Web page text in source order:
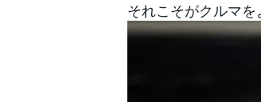
それこそがクルマを